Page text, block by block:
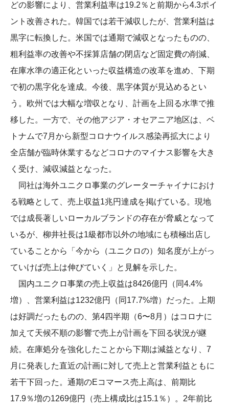
どの影響により、営業利益率は19.2％と前期から4.3ポイ
ント改善された。韓国では若干減収したが、営業利益は
黒字に転換した。米国では通期で減収となったものの、
粗利益率の改善や不採算店舗の閉店など固定費の削減、
在庫水準の適正化といった収益構造の改革を進め、下期
で初の黒字化を達成。今後、黒字体質が見込めるとい
う。欧州では大幅な増収となり、計画を上回る水準で推
移した。一方で、その他アジア・オセアニア地区は、ベ
トナムで7月から新型コロナウイルス感染再拡大により
全店舗が臨時休業するなどコロナのマイナス影響を大き
く受け、減収減益となった。
同社は海外ユニクロ事業のグレーターチャイナにおけ
る戦略として、売上収益1兆円達成を掲げている。現地
では成長著しいローカルブランドの存在が脅威となって
いるが、柳井社長は1級都市以外の地域にも積極出店し
ていることから「今から（ユニクロの）知名度が上がっ
ていけば売上は伸びていく」と見解を示した。
国内ユニクロ事業の売上収益は8426億円（同4.4%
増）、営業利益は1232億円（同17.7%増）だった。上期
は好調だったものの、第4四半期（6〜8月）はコロナに
加えて天候不順の影響で売上が計画を下回る状況が継
続。在庫処分を強化したことから下期は減益となり、7
月に発表した直近の計画に対して売上と営業利益ともに
若干下回った。通期のEコマース売上高は、前期比
17.9％増の1269億円（売上構成比は15.1％）。2年前比